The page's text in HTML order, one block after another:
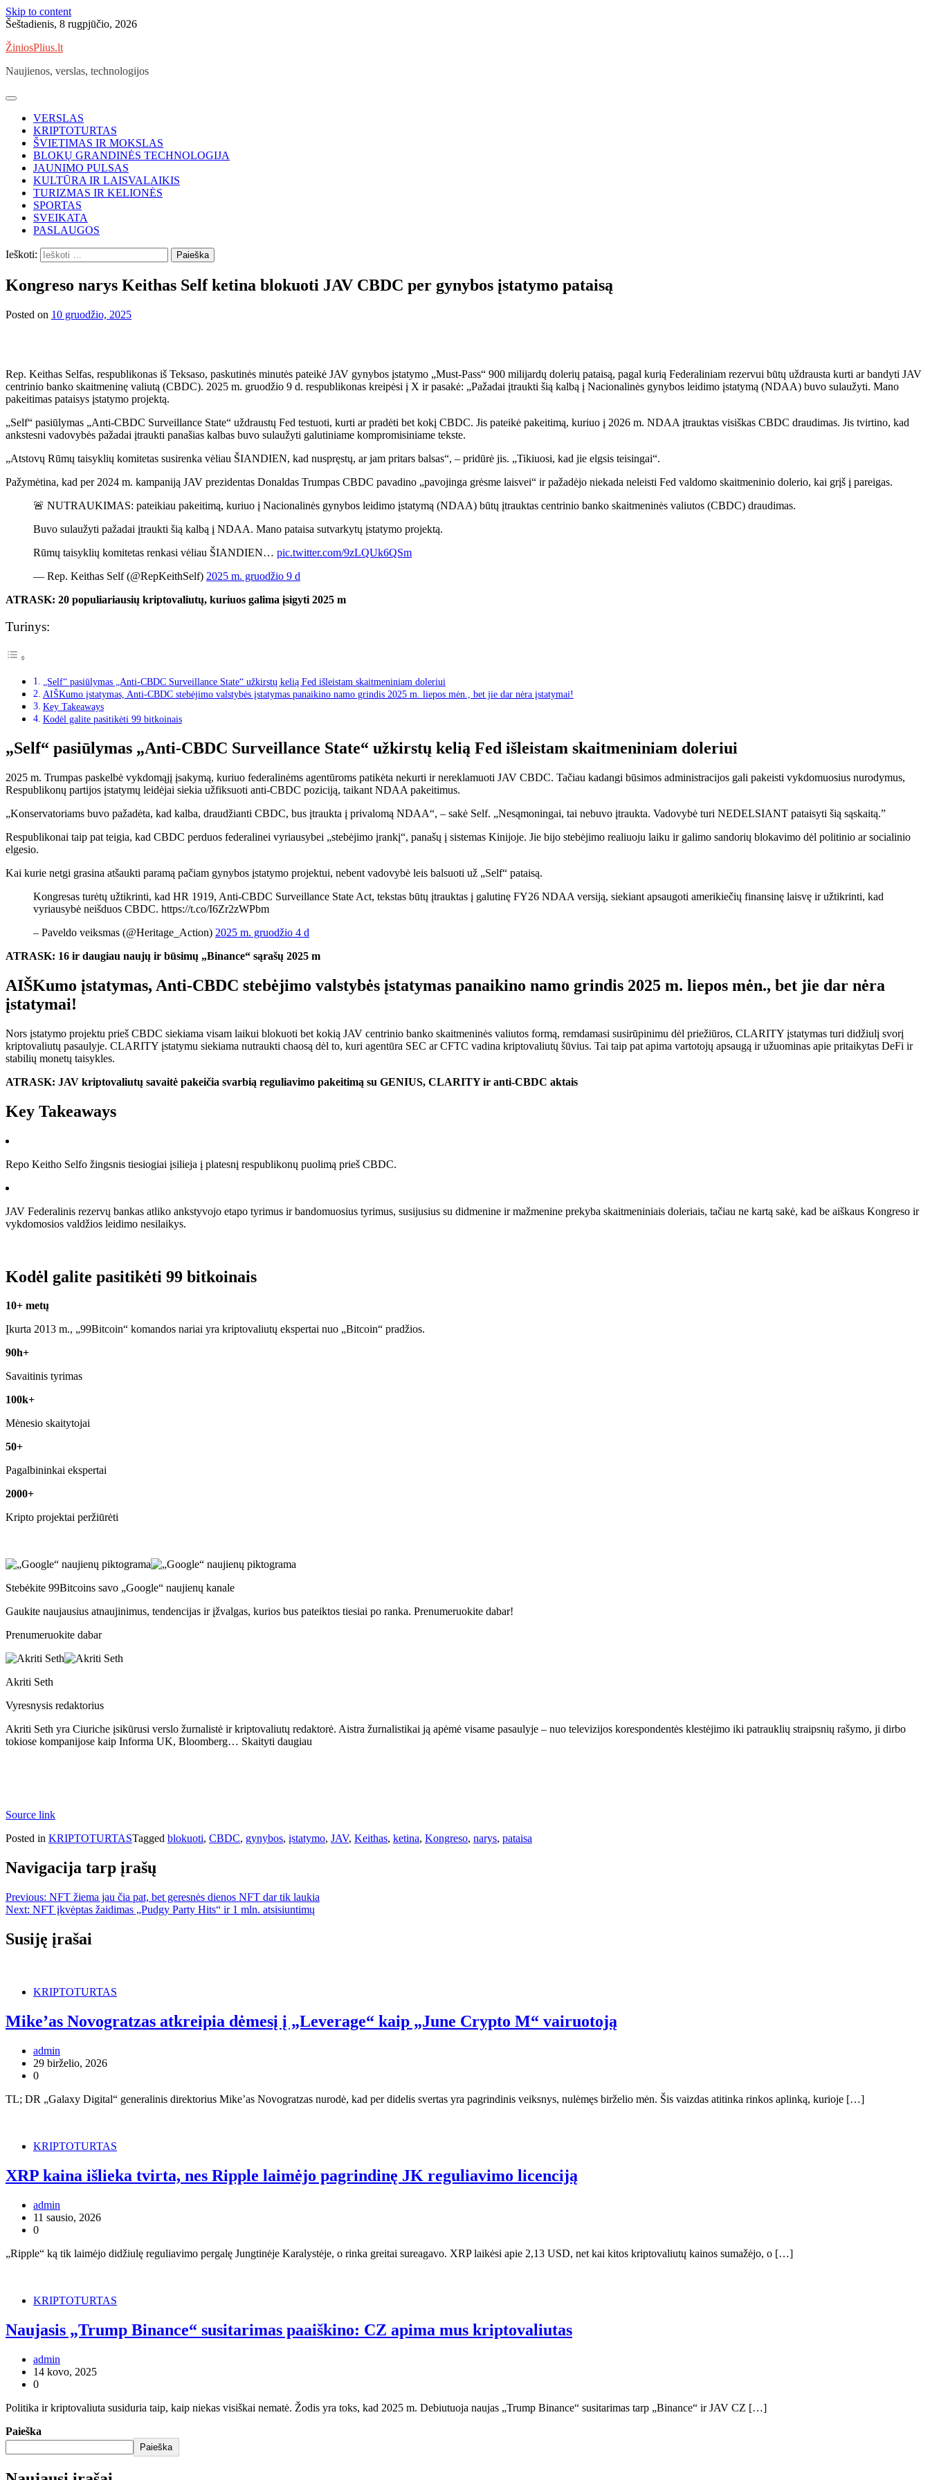
Skip to content
Šeštadienis, 8 rugpjūčio, 2026
ŽiniosPlius.lt
Naujienos, verslas, technologijos
VERSLAS
KRIPTOTURTAS
ŠVIETIMAS IR MOKSLAS
BLOKŲ GRANDINĖS TECHNOLOGIJA
JAUNIMO PULSAS
KULTŪRA IR LAISVALAIKIS
TURIZMAS IR KELIONĖS
SPORTAS
SVEIKATA
PASLAUGOS
Ieškoti:
Kongreso narys Keithas Self ketina blokuoti JAV CBDC per gynybos įstatymo pataisą
Posted on 10 gruodžio, 2025
Rep. Keithas Selfas, respublikonas iš Teksaso, paskutinės minutės pateikė JAV gynybos įstatymo „Must-Pass“ 900 milijardų dolerių pataisą, pagal kurią Federaliniam rezervui būtų uždrausta kurti ar bandyti JAV
centrinio banko skaitmeninę valiutą (CBDC). 2025 m. gruodžio 9 d. respublikonas kreipėsi į X ir pasakė: „Pažadai įtraukti šią kalbą į Nacionalinės gynybos leidimo įstatymą (NDAA) buvo sulaužyti. Mano
pakeitimas pataisys įstatymo projektą.
„Self“ pasiūlymas „Anti-CBDC Surveillance State“ uždraustų Fed testuoti, kurti ar pradėti bet kokį CBDC. Jis pateikė pakeitimą, kuriuo į 2026 m. NDAA įtrauktas visiškas CBDC draudimas. Jis tvirtino, kad
ankstesni vadovybės pažadai įtraukti panašias kalbas buvo sulaužyti galutiniame kompromisiniame tekste.
„Atstovų Rūmų taisyklių komitetas susirenka vėliau ŠIANDIEN, kad nuspręstų, ar jam pritars balsas“, – pridūrė jis. „Tikiuosi, kad jie elgsis teisingai“.
Pažymėtina, kad per 2024 m. kampaniją JAV prezidentas Donaldas Trumpas CBDC pavadino „pavojinga grėsme laisvei“ ir pažadėjo niekada neleisti Fed valdomo skaitmeninio dolerio, kai grįš į pareigas.
🚨 NUTRAUKIMAS: pateikiau pakeitimą, kuriuo į Nacionalinės gynybos leidimo įstatymą (NDAA) būtų įtrauktas centrinio banko skaitmeninės valiutos (CBDC) draudimas.
Buvo sulaužyti pažadai įtraukti šią kalbą į NDAA. Mano pataisa sutvarkytų įstatymo projektą.
Rūmų taisyklių komitetas renkasi vėliau ŠIANDIEN… pic.twitter.com/9zLQUk6QSm
— Rep. Keithas Self (@RepKeithSelf) 2025 m. gruodžio 9 d
ATRASK: 20 populiariausių kriptovaliutų, kuriuos galima įsigyti 2025 m
Turinys:
„Self“ pasiūlymas „Anti-CBDC Surveillance State“ užkirstų kelią Fed išleistam skaitmeniniam doleriui
AIŠKumo įstatymas, Anti-CBDC stebėjimo valstybės įstatymas panaikino namo grindis 2025 m. liepos mėn., bet jie dar nėra įstatymai!
Key Takeaways
Kodėl galite pasitikėti 99 bitkoinais
„Self“ pasiūlymas „Anti-CBDC Surveillance State“ užkirstų kelią Fed išleistam skaitmeniniam doleriui
2025 m. Trumpas paskelbė vykdomąjį įsakymą, kuriuo federalinėms agentūroms patikėta nekurti ir nereklamuoti JAV CBDC. Tačiau kadangi būsimos administracijos gali pakeisti vykdomuosius nurodymus,
Respublikonų partijos įstatymų leidėjai siekia užfiksuoti anti-CBDC poziciją, taikant NDAA pakeitimus.
„Konservatoriams buvo pažadėta, kad kalba, draudžianti CBDC, bus įtraukta į privalomą NDAA“, – sakė Self. „Nesąmoningai, tai nebuvo įtraukta. Vadovybė turi NEDELSIANT pataisyti šią sąskaitą.”
Respublikonai taip pat teigia, kad CBDC perduos federalinei vyriausybei „stebėjimo įrankį“, panašų į sistemas Kinijoje. Jie bijo stebėjimo realiuoju laiku ir galimo sandorių blokavimo dėl politinio ar socialinio
elgesio.
Kai kurie netgi grasina atšaukti paramą pačiam gynybos įstatymo projektui, nebent vadovybė leis balsuoti už „Self“ pataisą.
Kongresas turėtų užtikrinti, kad HR 1919, Anti-CBDC Surveillance State Act, tekstas būtų įtrauktas į galutinę FY26 NDAA versiją, siekiant apsaugoti amerikiečių finansinę laisvę ir užtikrinti, kad
vyriausybė neišduos CBDC. https://t.co/I6Zr2zWPbm
– Paveldo veiksmas (@Heritage_Action) 2025 m. gruodžio 4 d
ATRASK: 16 ir daugiau naujų ir būsimų „Binance“ sąrašų 2025 m
AIŠKumo įstatymas, Anti-CBDC stebėjimo valstybės įstatymas panaikino namo grindis 2025 m. liepos mėn., bet jie dar nėra
įstatymai!
Nors įstatymo projektu prieš CBDC siekiama visam laikui blokuoti bet kokią JAV centrinio banko skaitmeninės valiutos formą, remdamasi susirūpinimu dėl priežiūros, CLARITY įstatymas turi didžiulį svorį
kriptovaliutų pasaulyje. CLARITY įstatymu siekiama nutraukti chaosą dėl to, kuri agentūra SEC ar CFTC vadina kriptovaliutų šūvius. Tai taip pat apima vartotojų apsaugą ir užuominas apie pritaikytas DeFi ir
stabilių monetų taisykles.
ATRASK: JAV kriptovaliutų savaitė pakeičia svarbią reguliavimo pakeitimą su GENIUS, CLARITY ir anti-CBDC aktais
Key Takeaways
Repo Keitho Selfo žingsnis tiesiogiai įsilieja į platesnį respublikonų puolimą prieš CBDC.
JAV Federalinis rezervų bankas atliko ankstyvojo etapo tyrimus ir bandomuosius tyrimus, susijusius su didmenine ir mažmenine prekyba skaitmeniniais doleriais, tačiau ne kartą sakė, kad be aiškaus Kongreso ir
vykdomosios valdžios leidimo nesilaikys.
Kodėl galite pasitikėti 99 bitkoinais
10+ metų
Įkurta 2013 m., „99Bitcoin“ komandos nariai yra kriptovaliutų ekspertai nuo „Bitcoin“ pradžios.
90h+
Savaitinis tyrimas
100k+
Mėnesio skaitytojai
50+
Pagalbininkai ekspertai
2000+
Kripto projektai peržiūrėti
Stebėkite 99Bitcoins savo „Google“ naujienų kanale
Gaukite naujausius atnaujinimus, tendencijas ir įžvalgas, kurios bus pateiktos tiesiai po ranka. Prenumeruokite dabar!
Prenumeruokite dabar
Akriti Seth
Vyresnysis redaktorius
Akriti Seth yra Ciuriche įsikūrusi verslo žurnalistė ir kriptovaliutų redaktorė. Aistra žurnalistikai ją apėmė visame pasaulyje – nuo ​​televizijos korespondentės klestėjimo iki patrauklių straipsnių rašymo, ji dirbo
tokiose kompanijose kaip Informa UK, Bloomberg… Skaityti daugiau
Source link
Posted in KRIPTOTURTASTagged blokuoti, CBDC, gynybos, įstatymo, JAV, Keithas, ketina, Kongreso, narys, pataisa
Navigacija tarp įrašų
Previous: NFT žiema jau čia pat, bet geresnės dienos NFT dar tik laukia
Next: NFT įkvėptas žaidimas „Pudgy Party Hits“ ir 1 mln. atsisiuntimų
Susiję įrašai
KRIPTOTURTAS
Mike’as Novogratzas atkreipia dėmesį į „Leverage“ kaip „June Crypto M“ vairuotoją
admin
29 birželio, 2026
0
TL; DR „Galaxy Digital“ generalinis direktorius Mike’as Novogratzas nurodė, kad per didelis svertas yra pagrindinis veiksnys, nulėmęs birželio mėn. Šis vaizdas atitinka rinkos aplinką, kurioje […]
KRIPTOTURTAS
XRP kaina išlieka tvirta, nes Ripple laimėjo pagrindinę JK reguliavimo licenciją
admin
11 sausio, 2026
0
„Ripple“ ką tik laimėjo didžiulę reguliavimo pergalę Jungtinėje Karalystėje, o rinka greitai sureagavo. XRP laikėsi apie 2,13 USD, net kai kitos kriptovaliutų kainos sumažėjo, o […]
KRIPTOTURTAS
Naujasis „Trump Binance“ susitarimas paaiškino: CZ apima mus kriptovaliutas
admin
14 kovo, 2025
0
Politika ir kriptovaliuta susiduria taip, kaip niekas visiškai nematė. Žodis yra toks, kad 2025 m. Debiutuoja naujas „Trump Binance“ susitarimas tarp „Binance“ ir JAV CZ […]
Paieška
Paieška